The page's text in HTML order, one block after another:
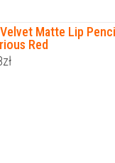
Velvet Matte Lip
Red
zł